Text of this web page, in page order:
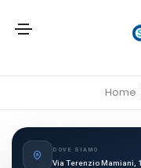
Home
DOVE SIAMO
Via Terenzio Mamiani,